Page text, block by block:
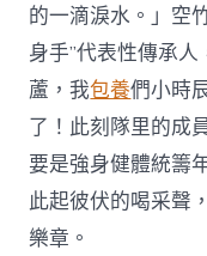
的一滴淚水。」空
身手”代表性傳承
蘆，我包養們小時
了！此刻隊里的成
要是強身健體統籌
此起彼伏的喝采聲
樂章。